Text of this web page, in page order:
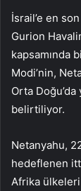
İsrail’e en
Gurion
kapsamında
Modi’nin,
Orta
belirtiliyor.
Netanyahu,
hedeflenen
Afrika ülkeleri